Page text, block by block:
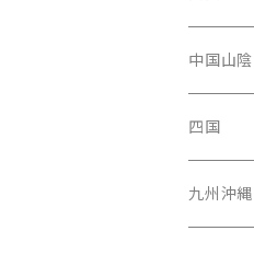
秋田県
山形県
長野県
福井県
千葉県
埼玉県
茨城県
静岡県
三重県
岐阜県
大阪府
京都府
兵庫県
中国山陰
広島県
岡山県
四国
高知県
九州沖縄